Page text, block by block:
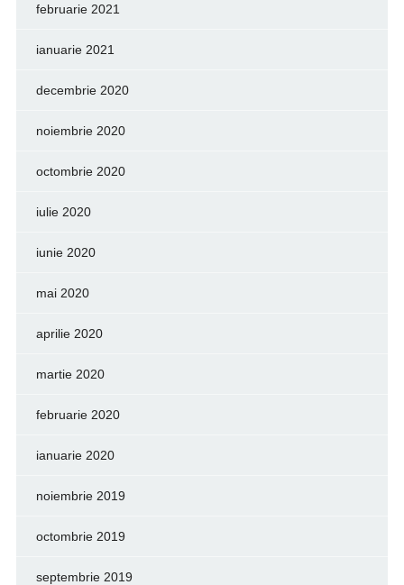
februarie 2021
ianuarie 2021
decembrie 2020
noiembrie 2020
octombrie 2020
iulie 2020
iunie 2020
mai 2020
aprilie 2020
martie 2020
februarie 2020
ianuarie 2020
noiembrie 2019
octombrie 2019
septembrie 2019